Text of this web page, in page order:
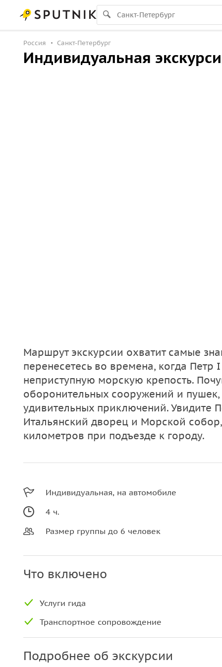
Россия Санкт-Петербург
Индивидуальная
Маршрут экскурсии охватит самые
перенесетесь во времена, когда Петр
неприступную морскую крепость.
оборонительных сооружений и
удивительных приключений. Увидите
Итальянский дворец и Морской
километров при подъезде к городу.
Индивидуальная, на автомобиле
4 ч.
Размер группы до 6 человек
Что включено
Услуги гида
Транспортное сопровождение
Подробнее об экскурсии